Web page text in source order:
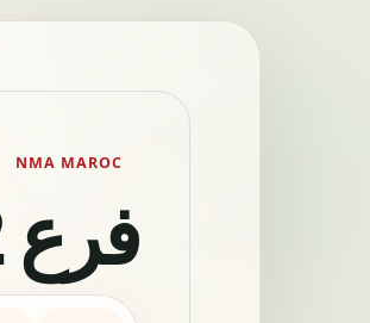
NMA MAROC
فرع NMA 82